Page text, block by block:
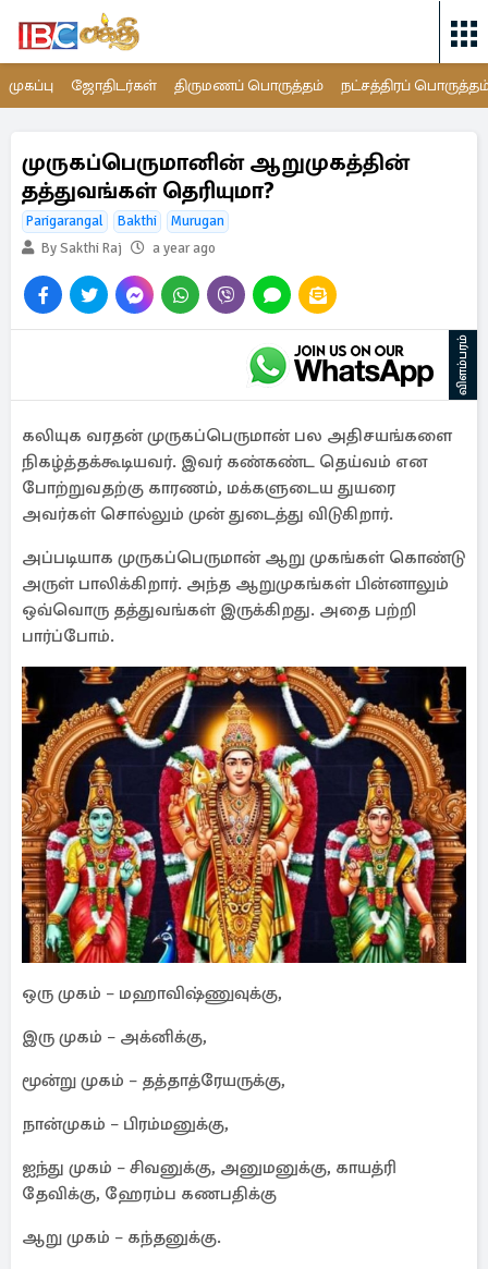
முகப்பு ஜோதிடர்கள் திருமணப் பொருத்தம் நட்சத்திரப்
முருகப்பெருமானின் ஆறுமுகத்தின்
தத்துவங்கள் தெரியுமா?
Parigarangal Bakthi
Murugan
By Sakthi Raj
a year ago
விளம்பரம்
கலியுக வரதன் முருகப்பெருமான் பல அதிசயங்களை
நிகழ்த்தக்கூடியவர். இவர் கண்கண்ட தெய்வம் என
போற்றுவதற்கு காரணம், மக்களுடைய துயரை
அவர்கள் சொல்லும் முன் துடைத்து விடுகிறார்.
அப்படியாக முருகப்பெருமான் ஆறு முகங்கள் கொண்டு
அருள் பாலிக்கிறார். அந்த ஆறுமுகங்கள் பின்னாலும்
ஒவ்வொரு தத்துவங்கள் இருக்கிறது. அதை பற்றி
பார்ப்போம்.
ஒரு முகம் – மஹாவிஷ்ணுவுக்கு,
இரு முகம் – அக்னிக்கு,
மூன்று முகம் – தத்தாத்ரேயருக்கு,
நான்முகம் – பிரம்மனுக்கு,
ஐந்து முகம் – சிவனுக்கு, அனுமனுக்கு, காயத்ரி
தேவிக்கு, ஹேரம்ப கணபதிக்கு
ஆறு முகம் – கந்தனுக்கு.